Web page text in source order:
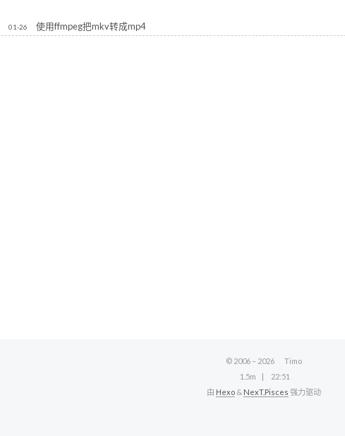
01-26 使用ffmpeg把mkv转成mp4
© 2006 – 2026
Timo
1.5m
22:51
由 Hexo & NexT.Pisces 强力驱动